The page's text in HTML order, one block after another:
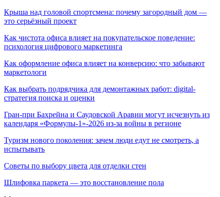
Крыша над головой спортсмена: почему загородный дом —
это серьёзный проект
Как чистота офиса влияет на покупательское поведение:
психология цифрового маркетинга
Как оформление офиса влияет на конверсию: что забывают
маркетологи
Как выбрать подрядчика для демонтажных работ: digital-
стратегия поиска и оценки
Гран-при Бахрейна и Саудовской Аравии могут исчезнуть из
календаря «Формулы-1»-2026 из-за войны в регионе
Туризм нового поколения: зачем люди едут не смотреть, а
испытывать
Советы по выбору цвета для отделки стен
Шлифовка паркета — это восстановление пола